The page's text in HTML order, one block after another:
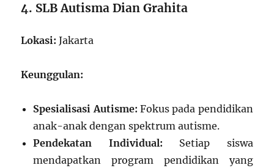
4. SLB Autisma Dian Grahita
Lokasi: Jakarta
Keunggulan:
Spesialisasi Autisme: Fokus pada pendidikan
anak-anak dengan spektrum autisme.
Pendekatan Individual: Setiap siswa
mendapatkan program pendidikan yang